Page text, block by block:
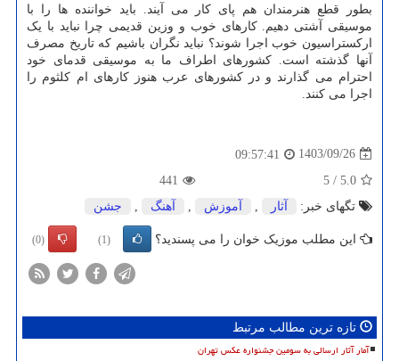
بطور قطع هنرمندان هم پای کار می آیند. باید خواننده ها را با
موسیقی آشتی دهیم. کارهای خوب و وزین قدیمی چرا نباید با یک
ارکستراسیون خوب اجرا شوند؟ نباید نگران باشیم که تاریخ مصرف
آنها گذشته است. کشورهای اطراف ما به موسیقی قدمای خود
احترام می گذارند و در کشورهای عرب هنوز کارهای ام کلثوم را
اجرا می کنند.
1403/09/26
09:57:41
5.0
/
5
441
تگهای خبر:
آثار , آموزش , آهنگ , جشن
این مطلب موزیک خوان را می پسندید؟ (1)
(0)
تازه ترین مطالب مرتبط
آمار آثار ارسالی به سومین جشنواره عکس تهران